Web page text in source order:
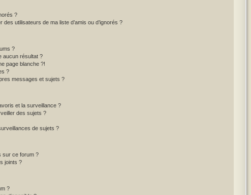
?
utilisateurs de ma liste d’amis ou d’ignorés ?
?
aucun résultat ?
page blanche ?!
?
messages et sujets ?
et la surveillance ?
des sujets ?
de sujets ?
sur ce forum ?
joints ?
?